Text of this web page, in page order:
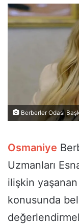
Berberler Odası
Osmaniye
Uzmanları
ilişkin yaşanan
konusunda